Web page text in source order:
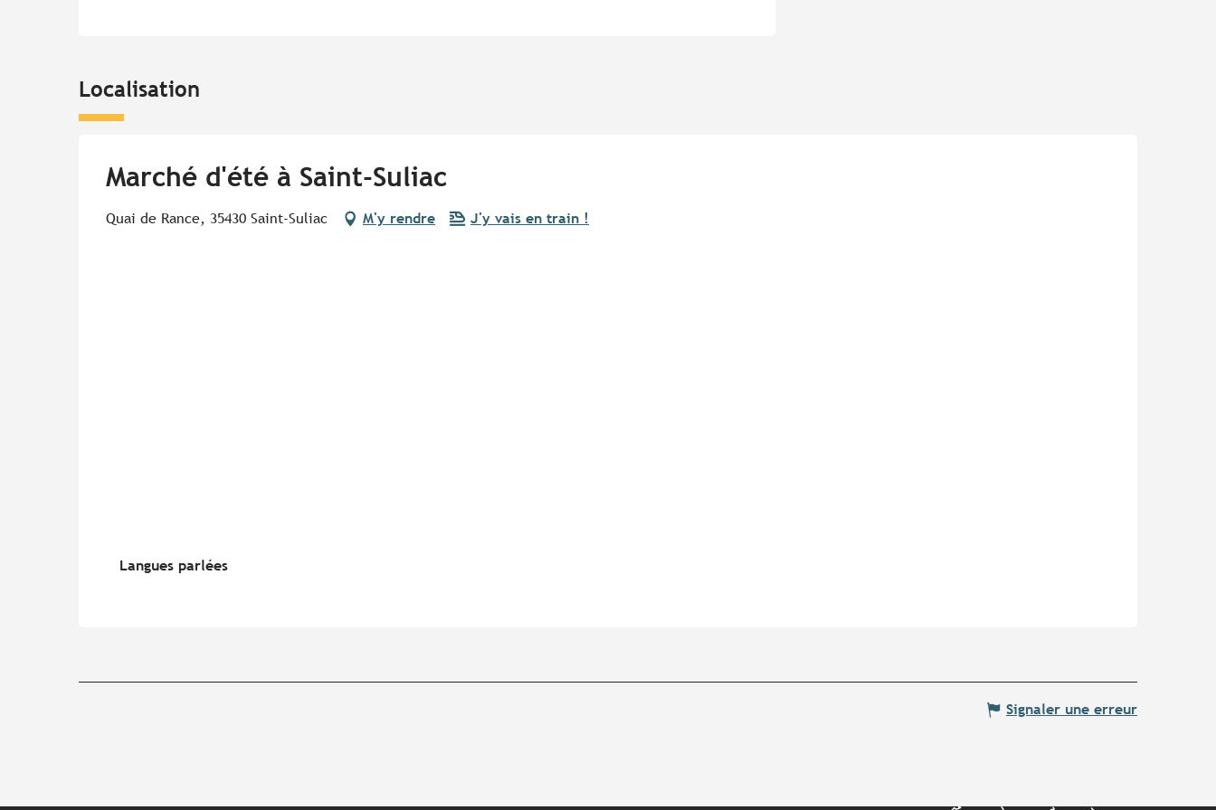
Localisation
Marché d'été à Saint-Suliac
Quai de Rance, 35430 Saint-Suliac M'y rendre J'y vais en train !
Langues parlées
Langues parlées
Signaler une erreur